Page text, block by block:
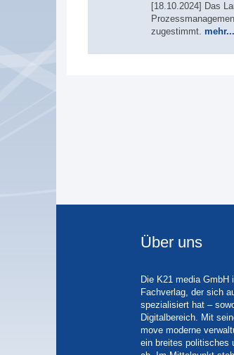
[18.10.2024] Das
zugestimmt. mehr...
Über uns
Die K21 media
Fachverlag, der sich
spezialisiert hat –
Digitalbereich. Mit
move moderne
ein breites politisches